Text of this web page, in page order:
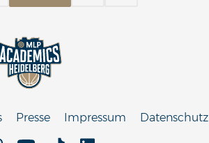
Presse Impressum Datenschutz